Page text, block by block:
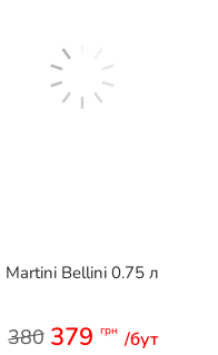
Martini Bellini 0.75 л
380 379 грн /бут